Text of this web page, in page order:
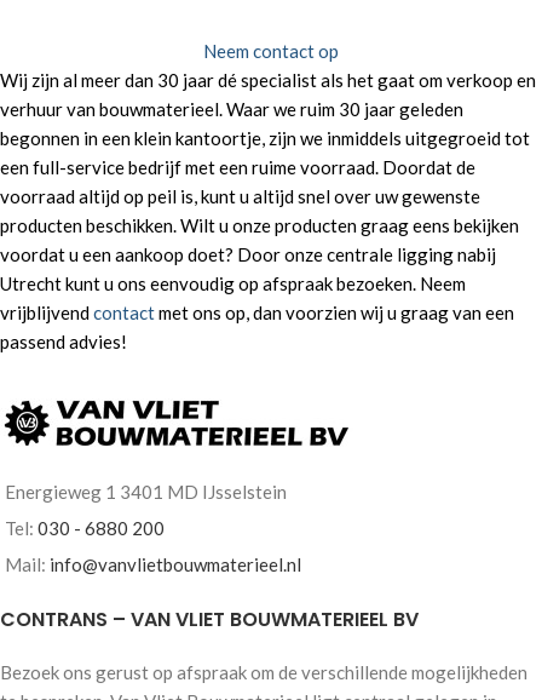
Neem contact op
Wij zijn al meer dan 30 jaar dé specialist als het gaat om verkoop en
verhuur van bouwmaterieel. Waar we ruim 30 jaar geleden
begonnen in een klein kantoortje, zijn we inmiddels uitgegroeid tot
een full-service bedrijf met een ruime voorraad. Doordat de
voorraad altijd op peil is, kunt u altijd snel over uw gewenste
producten beschikken. Wilt u onze producten graag eens bekijken
voordat u een aankoop doet? Door onze centrale ligging nabij
Utrecht kunt u ons eenvoudig op afspraak bezoeken. Neem
vrijblijvendcontactmet ons op, dan voorzien wij u graag van een
passend advies!
Energieweg 1 3401 MD IJsselstein
Tel: 030 - 6880 200
Mail: info@vanvlietbouwmaterieel.nl
CONTRANS – VAN VLIET BOUWMATERIEEL BV
Bezoek ons gerust op afspraak om de verschillende mogelijkheden